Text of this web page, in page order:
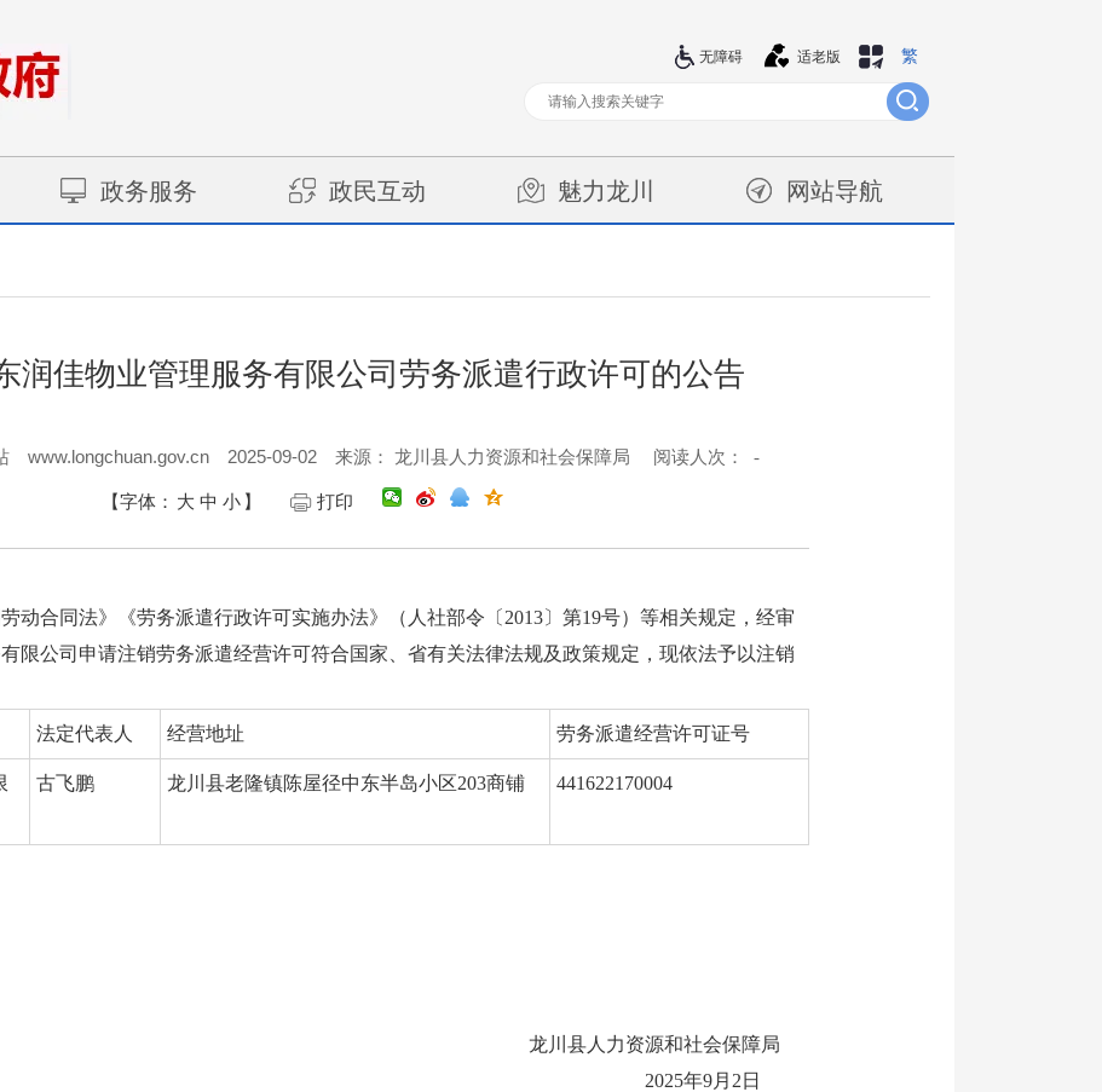
繁
适老版
无障碍
政务服务 政民互动 魅力龙川 网站导航
润佳物业管理服务有限公司劳务派遣行政许可的公告
www.longchuan.gov.cn 2025-09-02 来源： 龙川县人力资源和社会保障局 阅读人次： -
【字体： 大 中 小 】 打印
合同法》《劳务派遣行政许可实施办法》（人社部令〔2013〕第19号）等相关规定，经审
限公司申请注销劳务派遣经营许可符合国家、省有关法律法规及政策规定，现依法予以注销
法定代表人 经营地址 劳务派遣经营许可证号
古飞鹏 龙川县老隆镇陈屋径中东半岛小区203商铺 441622170004
龙川县人力资源和社会保障局
2025年9月2日